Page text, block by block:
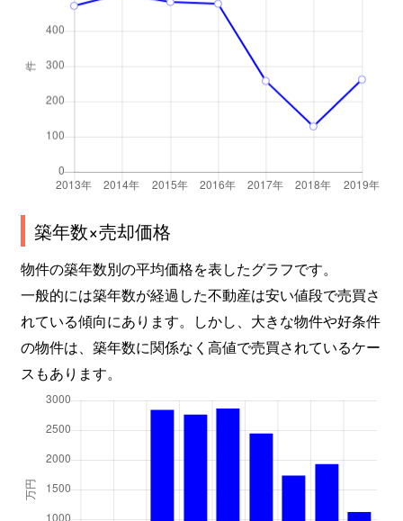
築年数×売却価格
物件の築年数別の平均価格を表したグラフです。
一般的には築年数が経過した不動産は安い値段で売買さ
れている傾向にあります。しかし、大きな物件や好条件
の物件は、築年数に関係なく高値で売買されているケー
スもあります。